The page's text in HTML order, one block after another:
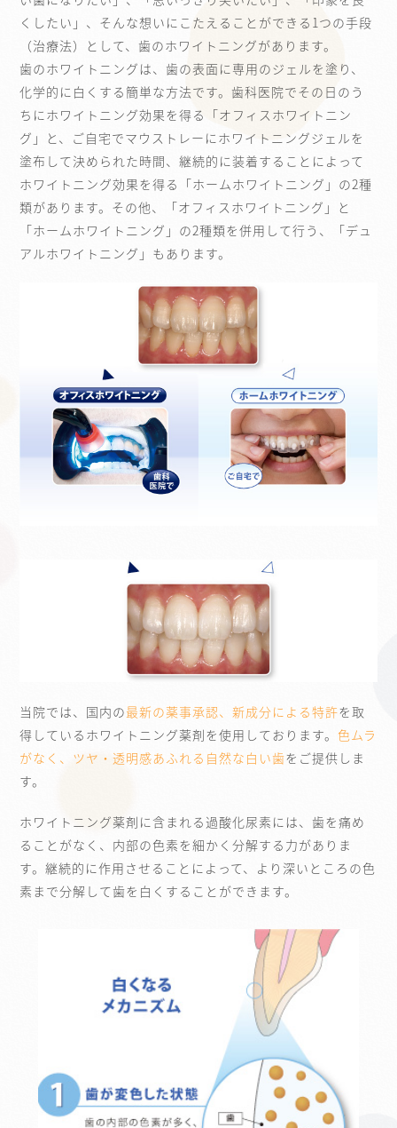
くしたい」、そんな想いにこたえることができる1つの手段
（治療法）として、歯のホワイトニングがあります。
歯のホワイトニングは、歯の表面に専用のジェルを塗り、
化学的に白くする簡単な方法です。歯科医院でその日のう
ちにホワイトニング効果を得る「オフィスホワイトニン
グ」と、ご自宅でマウストレーにホワイトニングジェルを
塗布して決められた時間、継続的に装着することによって
ホワイトニング効果を得る「ホームホワイトニング」の2種
類があります。その他、「オフィスホワイトニング」と
「ホームホワイトニング」の2種類を併用して行う、「デュ
アルホワイトニング」もあります。
当院では、国内の最新の薬事承認、新成分による特許を取
得しているホワイトニング薬剤を使用しております。 色ムラ
がなく、ツヤ・透明感あふれる自然な白い歯をご提供しま
す。
ホワイトニング薬剤に含まれる過酸化尿素には、歯を痛め
ることがなく、内部の色素を細かく分解する力がありま
す。継続的に作用させることによって、より深いところの色
素まで分解して歯を白くすることができます。